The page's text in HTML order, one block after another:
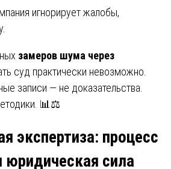
игнорирует жалобы,
замеров шума через
суд практически невозможно.
записи — не доказательства.
📊⚖️
экспертиза: процесс
юридическая сила